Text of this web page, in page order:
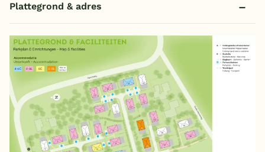
Plattegrond & adres